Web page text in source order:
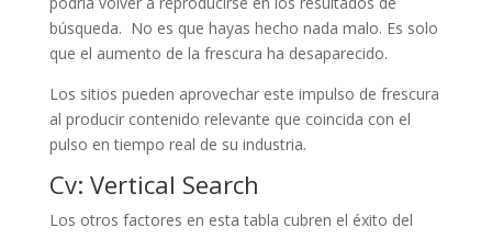
búsqueda. No es que hayas hecho nada malo. Es solo
que el aumento de la frescura ha desaparecido.
Los sitios pueden aprovechar este impulso de frescura
al producir contenido relevante que coincida con el
pulso en tiempo real de su industria.
Cv: Vertical Search
Los otros factores en esta tabla cubren el éxito del